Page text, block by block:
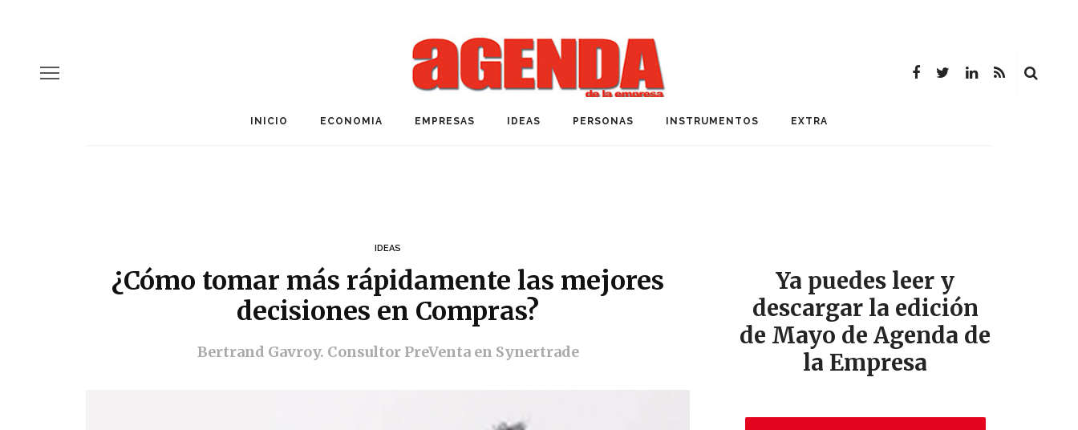
INICIO ECONOMIA EMPRESAS IDEAS PERSONAS INSTRUMENTOS EXTRA
IDEAS
¿Cómo tomar más rápidamente las mejores
decisiones en Compras?
Bertrand Gavroy. Consultor PreVenta en Synertrade
Ya puedes leer y
descargar la edición
de Mayo de Agenda de
la Empresa